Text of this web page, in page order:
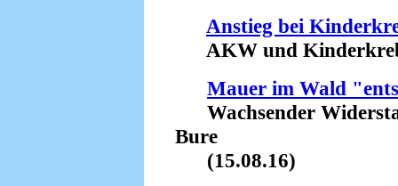
Anstieg bei
AKW und
Mauer im Wald
Wachsender
Bure
(15.08.16)